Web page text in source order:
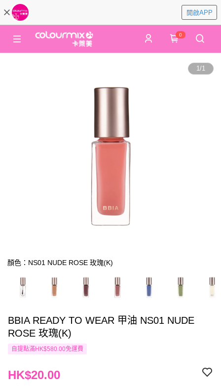
開啟APP
0
1/1
顏色：NS01 NUDE ROSE 玫瑰(K)
BBIA READY TO WEAR 甲油 NS01 NUDE
ROSE 玫瑰(K)
自提點滿HK$580.00免運費
HK$20.00